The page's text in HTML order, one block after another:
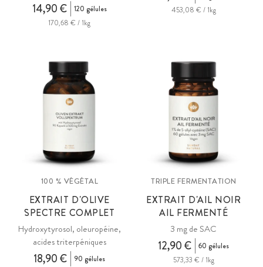
14,90 €
120 gélules
170,68 € / 1kg
453,08 € / 1kg
100 % VÉGÉTAL
EXTRAIT D'OLIVE
SPECTRE COMPLET
Hydroxytyrosol, oleuropéine,
acides triterpéniques
18,90 €
90 gélules
TRIPLE FERMENTATION
EXTRAIT D'AIL NOIR
AIL FERMENTÉ
3 mg de SAC
12,90 €
60 gélules
573,33 € / 1kg